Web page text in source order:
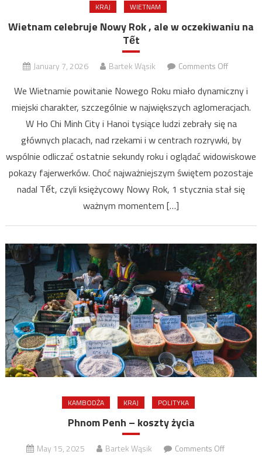
KRAJ WIETNAM
Wietnam celebruje Nowy Rok , ale w oczekiwaniu na
Tết
January 7, 2026 Bartek Wąsik Comments Offon
celebruje
Nowy
Rok
ale
na
We Wietnamie powitanie Nowego Roku miało dynamiczny i
miejski charakter, szczególnie w największych aglomeracjach.
W Ho Chi Minh City i Hanoi tysiące ludzi zebrały się na
głównych placach, nad rzekami i w centrach rozrywki, by
wspólnie odliczać ostatnie sekundy roku i oglądać widowiskowe
pokazy fajerwerków. Choć najważniejszym świętem pozostaje
nadal Tết, czyli księżycowy Nowy Rok, 1 stycznia stał się
ważnym momentem […]
KAMBODŻA KRAJ POLITYKA
Phnom Penh – koszty życia
May 15, 2025 Bartek Wąsik Comments Offon